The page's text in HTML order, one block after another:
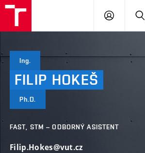
PŘIHLÁSIT
Ing.
FILIP HOKEŠ
Ph.D.
FAST, STM – ODBORNÝ ASISTENT
Filip.Hokes@vut.cz